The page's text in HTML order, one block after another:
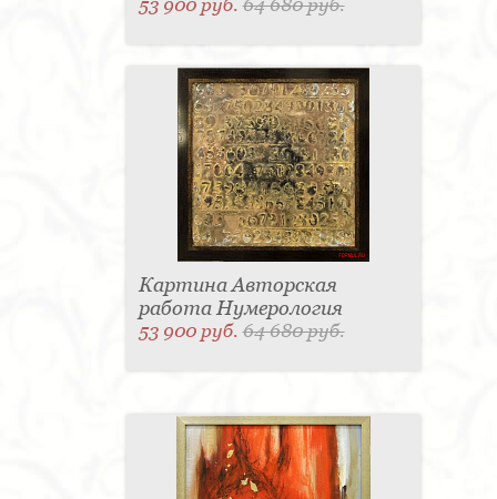
53 900 руб.64 680 руб.
Картина Авторская
работа Нумерология
53 900 руб.64 680 руб.